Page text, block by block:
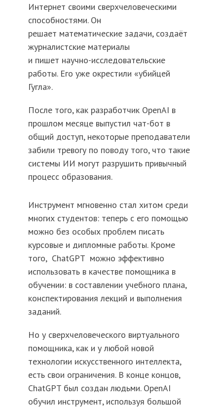
Интернет своими сверхчеловеческими
способностями. Он
решает математические задачи, создаёт
журналистские материалы
и пишет научно-исследовательские
работы. Его уже окрестили «убийцей
Гугла».
После того, как разработчик OpenAI в
прошлом месяце выпустил чат-бот в
общий доступ, некоторые преподаватели
забили тревогу по поводу того, что такие
системы ИИ могут разрушить привычный
процесс образования.
Инструмент мгновенно стал хитом среди
многих студентов: теперь с его помощью
можно без особых проблем писать
курсовые и дипломные работы. Кроме
того, ChatGPT можно эффективно
использовать в качестве помощника в
обучении: в составлении учебного плана,
конспектирования лекций и выполнения
заданий.
Но у сверхчеловеческого виртуального
помощника, как и у любой новой
технологии искусственного интеллекта,
есть свои ограничения. В конце концов,
ChatGPT был создан людьми. OpenAI
обучил инструмент, используя большой